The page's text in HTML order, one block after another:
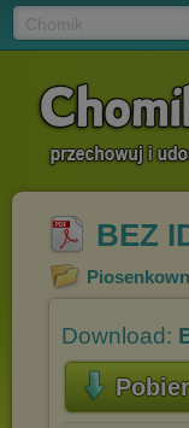
BEZ
Download: